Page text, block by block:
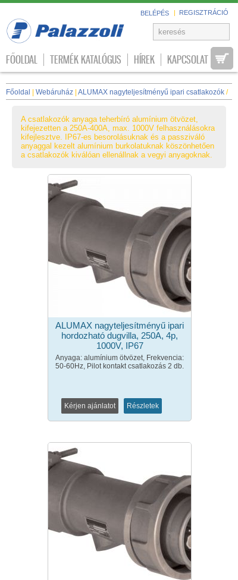
BELÉPÉS | REGISZTRÁCIÓ
FŐOLDAL TERMÉK KATALÓGUS HÍREK KAPCSOLAT
Főoldal Webáruház ALUMAX nagyteljesítményű ipari csatlakozók /
A csatlakozók anyaga teherbíró alumínium ötvözet,
kifejezetten a 250A-400A, max. 1000V felhasználásokra
kifejlesztve. IP67-es besorolásuknak és a passziváló
anyaggal kezelt alumínium burkolatuknak köszönhetően
a csatlakozók kiválóan ellenállnak a vegyi anyagoknak.
ALUMAX nagyteljesítményű ipari
hordozható dugvilla, 250A, 4p,
1000V, IP67
Anyaga: alumínium ötvözet, Frekvencia:
50-60Hz, Pilot kontakt csatlakozás 2 db.
Kérjen ajánlatot Részletek